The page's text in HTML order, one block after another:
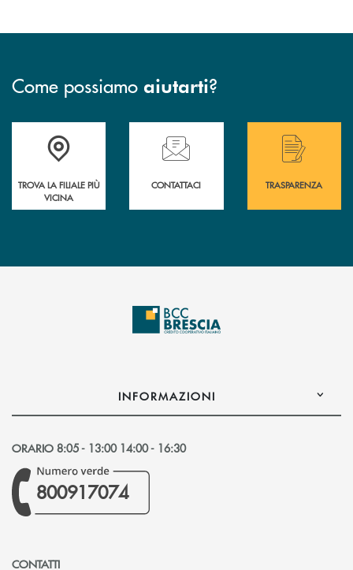
Come possiamo aiutarti?
Accedi all' elenco completo delle filiali .
TROVA LA FILIALE PIÙ
VICINA
Hai bisogno di assistenza immediata?
CONTATTACI
Hai bisogno di
TRASPARENZA
INFORMAZIONI
ORARIO 8:05 - 13:00 14:00 - 16:30
800917074
CONTATTI